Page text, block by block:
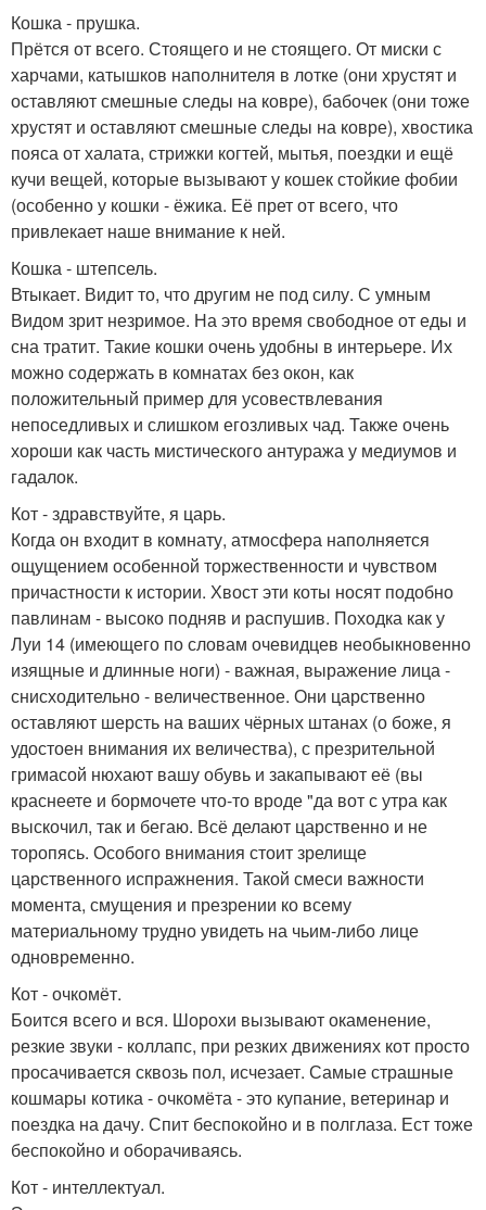
Кошка - прушка.
Прётся от всего. Стоящего и не стоящего. От миски с
харчами, катышков наполнителя в лотке (они хрустят и
оставляют смешные следы на ковре), бабочек (они тоже
хрустят и оставляют смешные следы на ковре), хвостика
пояса от халата, стрижки когтей, мытья, поездки и ещё
кучи вещей, которые вызывают у кошек стойкие фобии
(особенно у кошки - ёжика. Её прет от всего, что
привлекает наше внимание к ней.
Кошка - штепсель.
Втыкает. Видит то, что другим не под силу. С умным
Видом зрит незримое. На это время свободное от еды и
сна тратит. Такие кошки очень удобны в интерьере. Их
можно содержать в комнатах без окон, как
положительный пример для усовествлевания
непоседливых и слишком егозливых чад. Также очень
хороши как часть мистического антуража у медиумов и
гадалок.
Кот - здравствуйте, я царь.
Когда он входит в комнату, атмосфера наполняется
ощущением особенной торжественности и чувством
причастности к истории. Хвост эти коты носят подобно
павлинам - высоко подняв и распушив. Походка как у
Луи 14 (имеющего по словам очевидцев необыкновенно
изящные и длинные ноги) - важная, выражение лица -
снисходительно - величественное. Они царственно
оставляют шерсть на ваших чёрных штанах (о боже, я
удостоен внимания их величества), с презрительной
гримасой нюхают вашу обувь и закапывают её (вы
краснеете и бормочете что-то вроде "да вот с утра как
выскочил, так и бегаю. Всё делают царственно и не
торопясь. Особого внимания стоит зрелище
царственного испражнения. Такой смеси важности
момента, смущения и презрении ко всему
материальному трудно увидеть на чьим-либо лице
одновременно.
Кот - очкомёт.
Боится всего и вся. Шорохи вызывают окаменение,
резкие звуки - коллапс, при резких движениях кот просто
просачивается сквозь пол, исчезает. Самые страшные
кошмары котика - очкомёта - это купание, ветеринар и
поездка на дачу. Спит беспокойно и в полглаза. Ест тоже
беспокойно и оборачиваясь.
Кот - интеллектуал.